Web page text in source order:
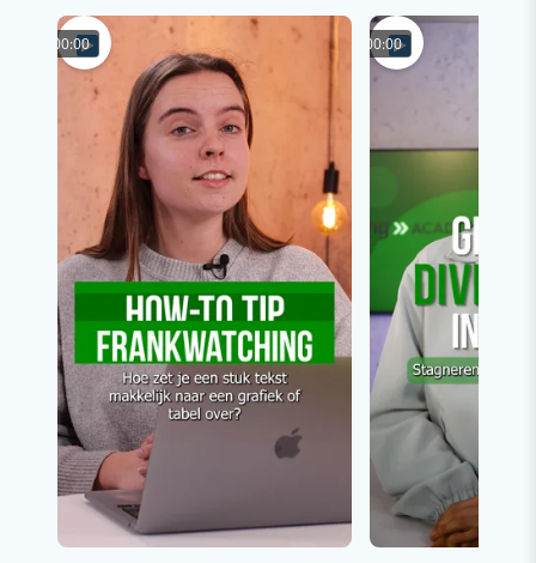
00:00 00:00